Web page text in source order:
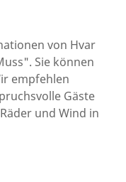
von Hvar
Sie können
empfehlen
Gäste
und Wind in